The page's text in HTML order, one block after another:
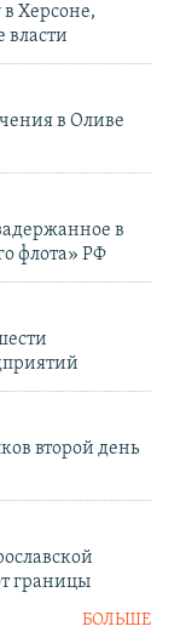
Херсоне,
власти
в Оливе
в
флота» РФ
второй день
границы
БОЛЬШЕ